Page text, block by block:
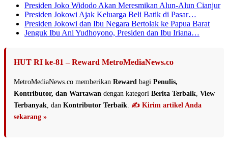
Presiden Joko Widodo Akan Meresmikan Alun-Alun Cianjur
Presiden Jokowi Ajak Keluarga Beli Batik di Pasar…
Presiden Jokowi dan Ibu Negara Bertolak ke Papua Barat
Jenguk Ibu Ani Yudhoyono, Presiden dan Ibu Iriana…
HUT RI ke-81 – Reward MetroMediaNews.co
MetroMediaNews.co memberikan Reward bagi Penulis,
Kontributor, dan Wartawan dengan kategori Berita Terbaik View
Terbanyak , dan Kontributor Terbaik ✍️ Kirim artikel Anda
sekarang »